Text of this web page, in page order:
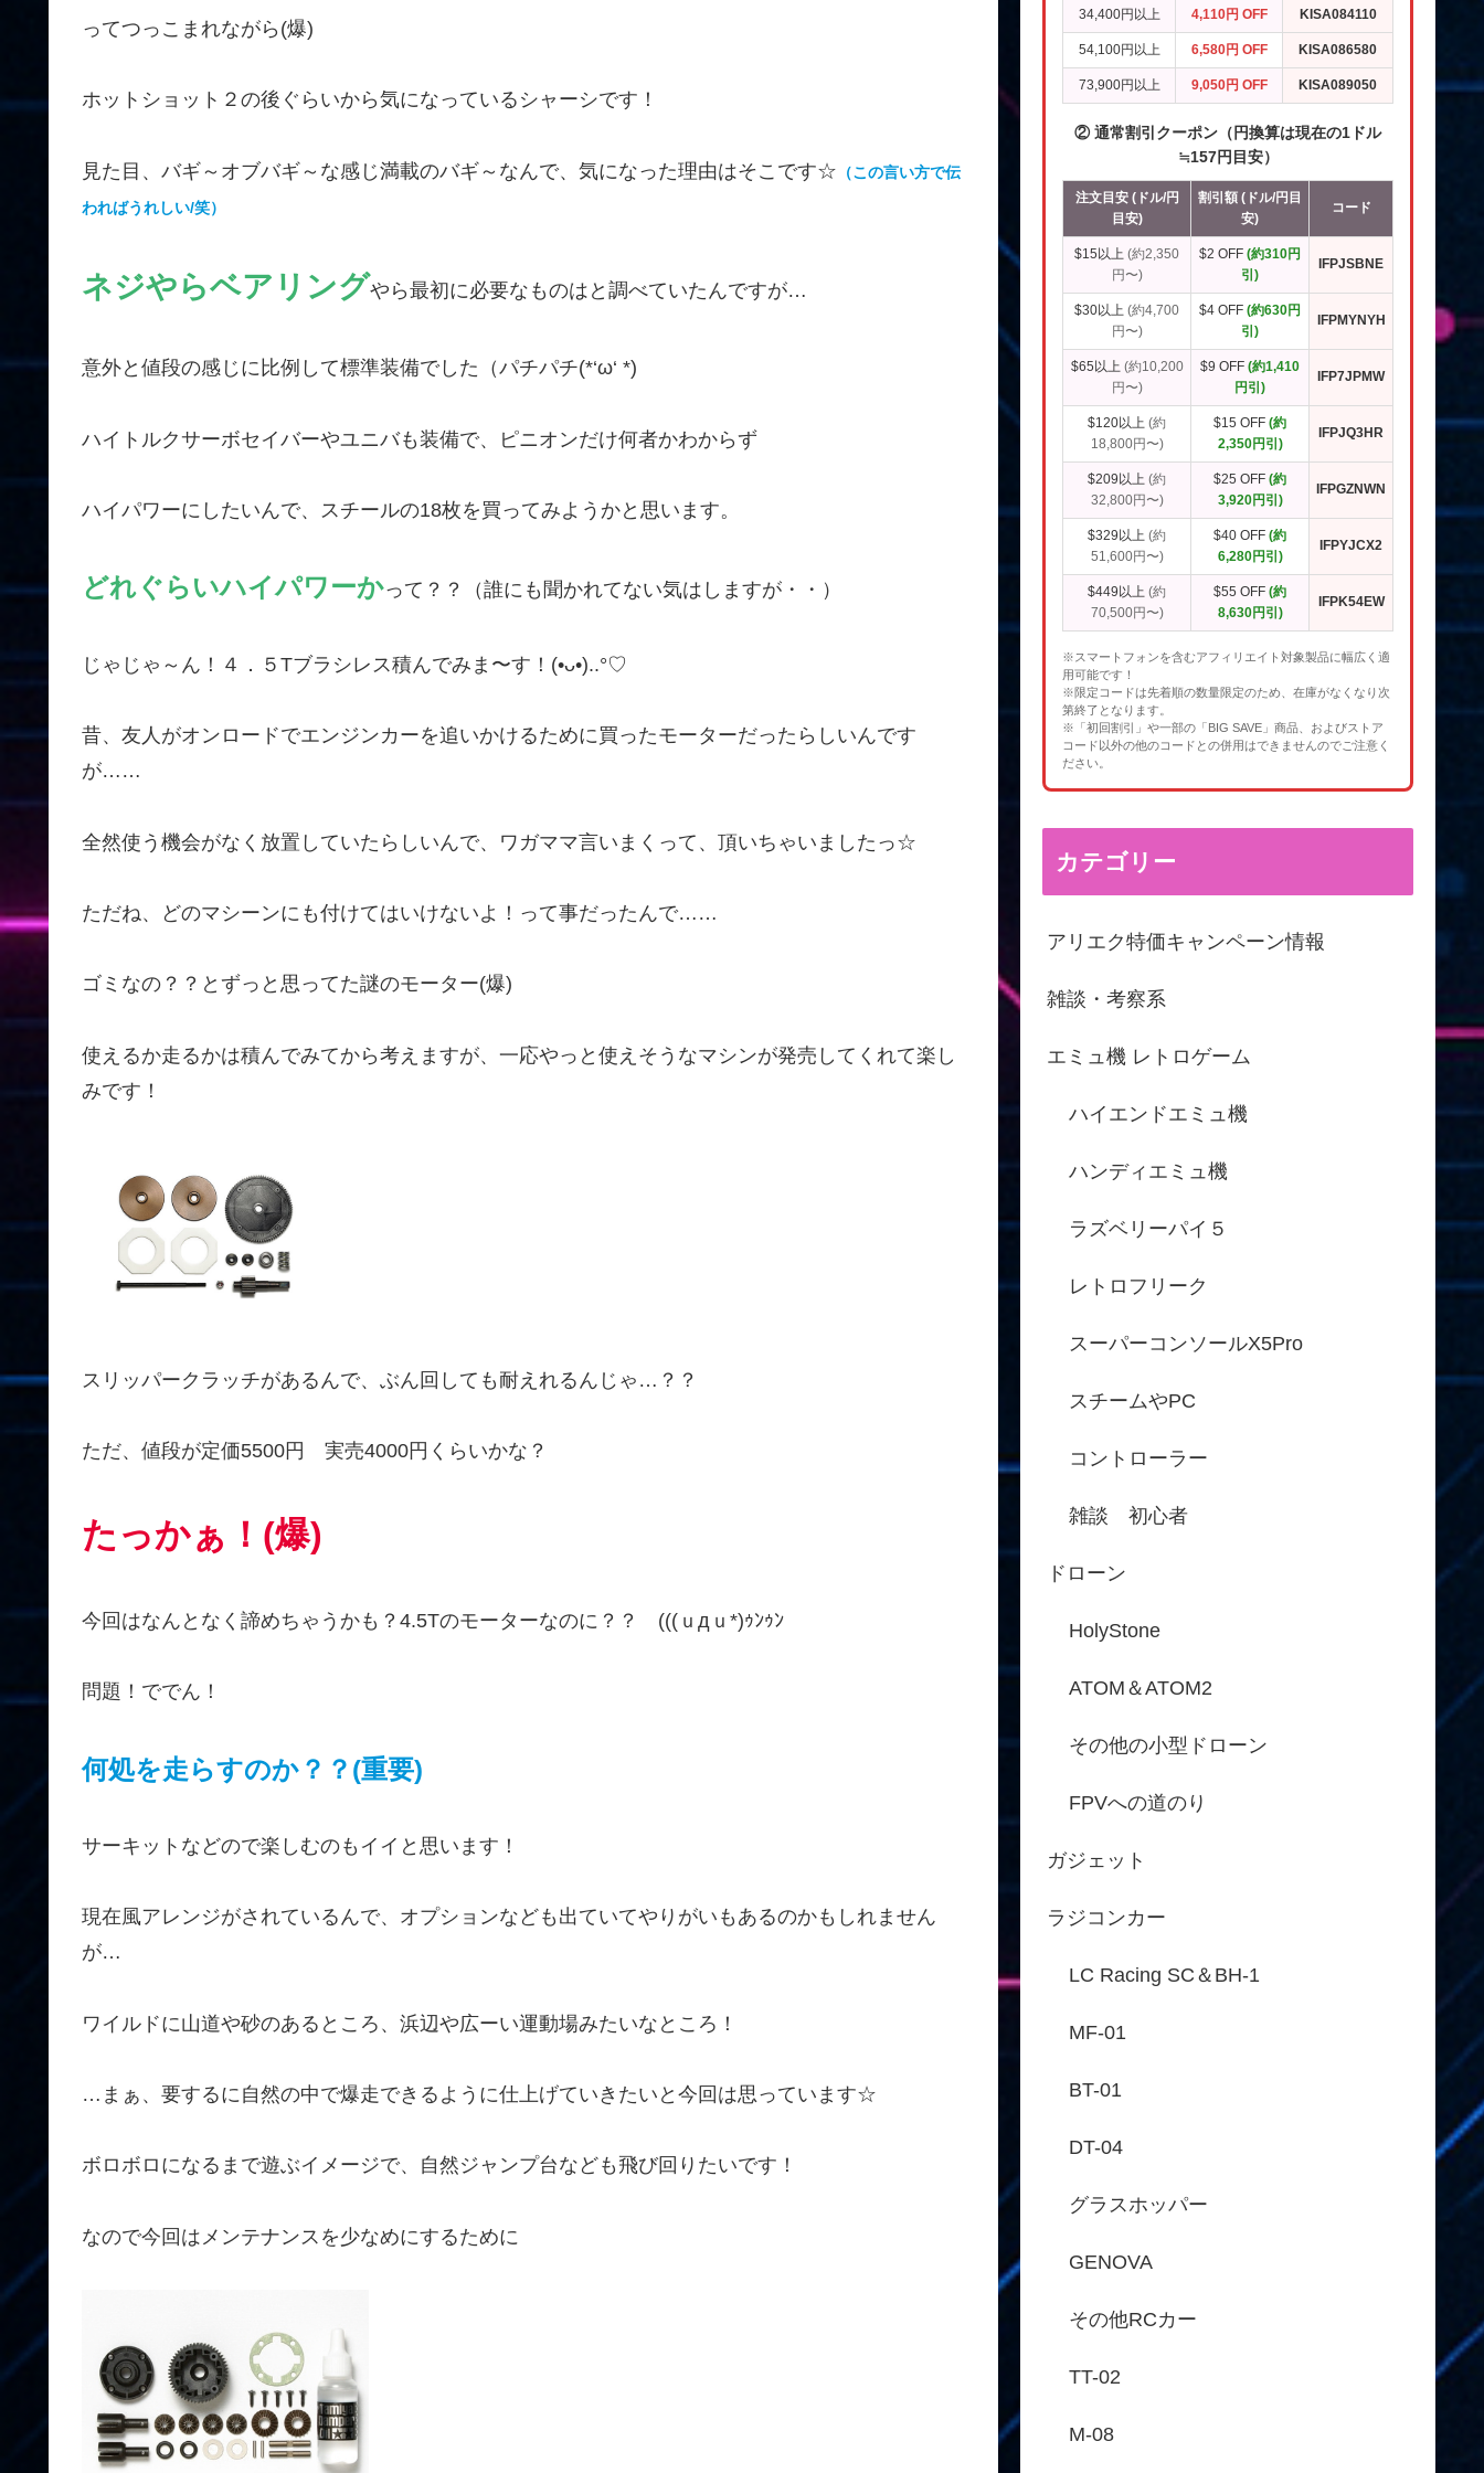
ってつっこまれながら(爆)
ホットショット２の後ぐらいから気になっているシャーシです！
見た目、バギ～オブバギ～な感じ満載のバギ～なんで、気になった理由はそこです☆ （この言い方で伝
わればうれしい/笑）
ネジやらベアリングやら最初に必要なものはと調べていたんですが…
意外と値段の感じに比例して標準装備でした（パチパチ(*‘ω‘ *)
ハイトルクサーボセイバーやユニバも装備で、ピニオンだけ何者かわからず
ハイパワーにしたいんで、スチールの18枚を買ってみようかと思います。
どれぐらいハイパワーかって？？（誰にも聞かれてない気はしますが・・）
じゃじゃ～ん！４．５Tブラシレス積んでみま〜す！(•ᴗ•)..°♡
昔、友人がオンロードでエンジンカーを追いかけるために買ったモーターだったらしいんです
が……
全然使う機会がなく放置していたらしいんで、ワガママ言いまくって、頂いちゃいましたっ☆
ただね、どのマシーンにも付けてはいけないよ！って事だったんで……
ゴミなの？？とずっと思ってた謎のモーター(爆)
使えるか走るかは積んでみてから考えますが、一応やっと使えそうなマシンが発売してくれて楽し
みです！
スリッパークラッチがあるんで、ぶん回しても耐えれるんじゃ…？？
ただ、値段が定価5500円 実売4000円くらいかな？
たっかぁ！(爆)
今回はなんとなく諦めちゃうかも？4.5Tのモーターなのに？？ (((ｕдｕ*)ｩﾝｩﾝ
問題！ででん！
何処を走らすのか？？(重要)
サーキットなどので楽しむのもイイと思います！
現在風アレンジがされているんで、オプションなども出ていてやりがいもあるのかもしれません
が…
ワイルドに山道や砂のあるところ、浜辺や広ーい運動場みたいなところ！
…まぁ、要するに自然の中で爆走できるように仕上げていきたいと今回は思っています☆
ボロボロになるまで遊ぶイメージで、自然ジャンプ台なども飛び回りたいです！
なので今回はメンテナンスを少なめにするために
34,400円以上 4,110円 OFF KISA084110
54,100円以上 6,580円 OFF KISA086580
73,900円以上 9,050円 OFF KISA089050
② 通常割引クーポン（円換算は現在の1ドル
≒157円目安）
注文目安 (ドル/円
目安)
割引額 (ドル/円目
安)
コード
$15以上 (約2,350
円〜)
$2 OFF (約310円
引)
IFPJSBNE
$30以上 (約4,700
円〜)
$4 OFF (約630円
引)
IFPMYNYH
$65以上 (約10,200
円〜)
$9 OFF (約1,410
円引)
IFP7JPMW
$120以上 (約
18,800円〜)
$15 OFF (約
2,350円引)
IFPJQ3HR
$209以上 (約
32,800円〜)
$25 OFF (約
3,920円引)
IFPGZNWN
$329以上 (約
51,600円〜)
$40 OFF (約
6,280円引)
IFPYJCX2
$449以上 (約
70,500円〜)
$55 OFF (約
8,630円引)
IFPK54EW
※スマートフォンを含むアフィリエイト対象製品に幅広く適
用可能です！
※限定コードは先着順の数量限定のため、在庫がなくなり次
第終了となります。
※「初回割引」や一部の「BIG SAVE」商品、およびストア
コード以外の他のコードとの併用はできませんのでご注意く
ださい。
カテゴリー
アリエク特価キャンペーン情報
雑談・考察系
エミュ機 レトロゲーム
ハイエンドエミュ機
ハンディエミュ機
ラズベリーパイ５
レトロフリーク
スーパーコンソールX5Pro
スチームやPC
コントローラー
雑談 初心者
ドローン
HolyStone
ATOM＆ATOM2
その他の小型ドローン
FPVへの道のり
ガジェット
ラジコンカー
LC Racing SC＆BH-1
MF-01
BT-01
DT-04
グラスホッパー
GENOVA
その他RCカー
TT-02
M-08